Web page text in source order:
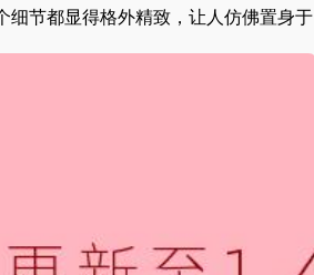
细节都显得格外精致，让人仿佛置身于